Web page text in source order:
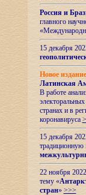
Россия и
главного
15 декабря
Новое
Латинская
В работе
странах и в
коронавируса
15 декабря
22 ноября
тему «
стран» >>>